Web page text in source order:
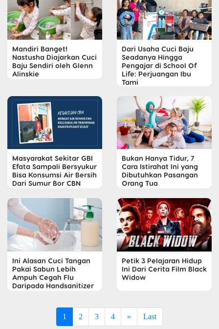
Mandiri Banget!
Nastusha Diajarkan Cuci
Baju Sendiri oleh Glenn
Alinskie
Dari Usaha Cuci Baju
Seadanya Hingga
Pengajar di School Of
Life: Perjuangan Ibu
Tami
Masyarakat Sekitar GBI
Efata Sampali Bersyukur
Bisa Konsumsi Air Bersih
Dari Sumur Bor CBN
Bukan Hanya Tidur, 7
Cara Istirahat Ini yang
Dibutuhkan Pasangan
Orang Tua
Ini Alasan Cuci Tangan
Pakai Sabun Lebih
Ampuh Cegah Flu
Daripada Handsanitizer
Petik 3 Pelajaran Hidup
Ini Dari Cerita Film Black
Widow
1 2 3 4 » Last